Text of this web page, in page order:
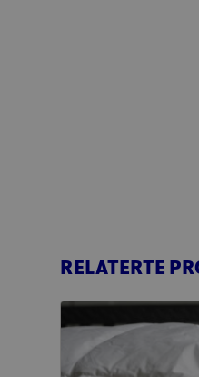
RELATERTE